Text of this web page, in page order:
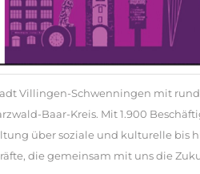
Villingen-Schwenningen mit
Baar-Kreis. Mit 1.900
über soziale und kulturelle bis
die gemeinsam mit uns die